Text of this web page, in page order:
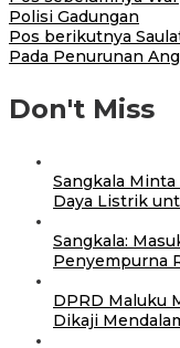
Polisi Gadungan
Pos berikutnya
Pada Penurunan
Don't Miss
Sangkala
Daya Listrik
Sangkala:
Penyempurna
DPRD Maluku
Dikaji